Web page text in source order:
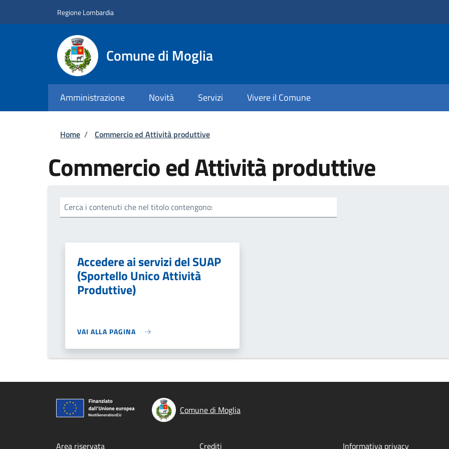
Regione Lombardia
Comune di Moglia
Amministrazione Novità Servizi Vivere il Comune
Briciole di pane
Home / Commercio ed Attività produttive
Commercio ed Attività produttive
Cerca i contenuti che nel titolo contengono:
Accedere ai servizi del SUAP
(Sportello Unico Attività
Produttive)
VAI ALLA PAGINA
Comune di Moglia
Area riservata Crediti Informativa privacy